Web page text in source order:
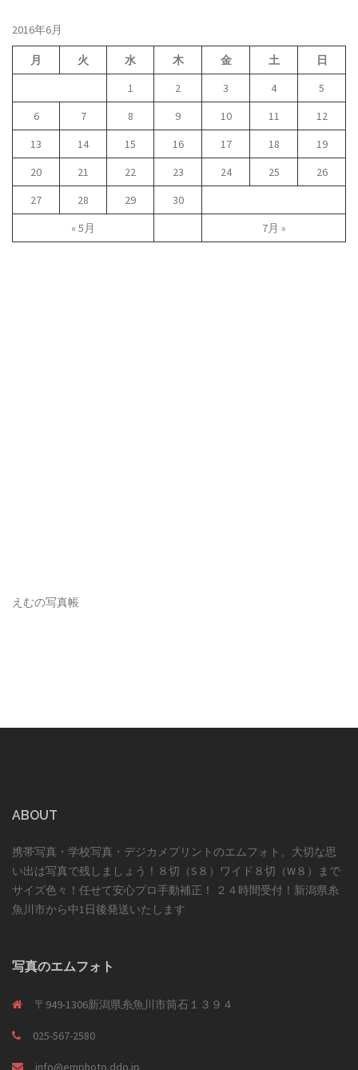
2016年6月
月 火 水 木 金 土 日
« 5月 7月 »
1 2 3 4
5
6
7 8 9 10 11
12
13
14 15 16 17 18
19
20
21 22 23 24 25
26
27
28 29 30
えむの写真帳
ABOUT
携帯写真・学校写真・デジカメプリントのエムフォト。大切な思
い出は写真で残しましょう！８切（S８）ワイド８切（W８）まで
サイズ色々！任せて安心プロ手動補正！ ２４時間受付！新潟県糸
魚川市から中1日後発送いたします
写真のエムフォト
〒949-1306新潟県糸魚川市筒石１３９４
025-567-2580
info@emphoto.ddo.jp